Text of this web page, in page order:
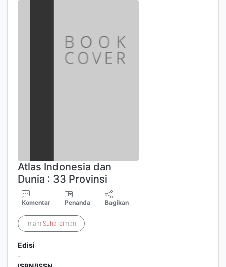
Atlas Indonesia dan
Dunia : 33 Provinsi
Komentar Penanda Bagikan
Imam Suhardiman
Edisi
-